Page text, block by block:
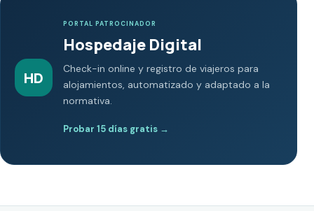
HD
PORTAL PATROCINADOR
Hospedaje Digital
Check-in online y registro de viajeros para
alojamientos, automatizado y adaptado a la
normativa.
Probar 15 días gratis →